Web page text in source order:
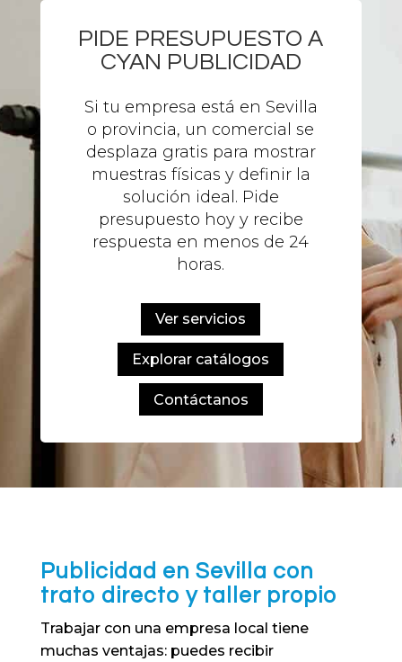
PIDE PRESUPUESTO A
CYAN PUBLICIDAD
Si tu empresa está en Sevilla
o provincia, un comercial se
desplaza gratis para mostrar
muestras físicas y definir la
solución ideal. Pide
presupuesto hoy y recibe
respuesta en menos de 24
horas.
Ver servicios
Explorar catálogos
Contáctanos
Publicidad en Sevilla con
trato directo y taller propio
Trabajar con una empresa local tiene
muchas ventajas: puedes recibir